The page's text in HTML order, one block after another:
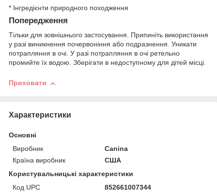
* Інгредієнти природного походження
Попередження
Тільки для зовнішнього застосування. Припиніть використання
у разі виникнення почервоніння або подразнення. Уникати
потрапляння в очі. У разі потрапляння в очі ретельно
промийте їх водою. Зберігати в недоступному для дітей місці.
Приховати
Характеристики
Основні
Виробник
Canina
Країна виробник
США
Користувальницькі характеристики
Код UPC
852661007344